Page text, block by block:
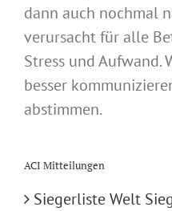
dann auch nochmal
verursacht für alle
Stress und
besser
abstimmen.
ACI Mitteilungen
Siegerliste Welt